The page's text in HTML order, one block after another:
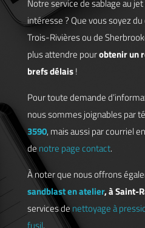
Notre service de sablage au
intéresse ? Que vous soyez
Trois-Rivières ou de
plus attendre pourobtenir un
brefs délais!
Pour toute demande
nous sommes joignables par
3590, mais aussi par courriel
de notre page contact.
À noter que nous offrons
sandblast en atelier, à Saint-
services denettoyage à